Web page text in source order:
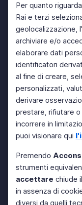
Per quanto
Rai e terzi
geolocalizzazione,
archiviare e/o
elaborare dati
identificatori
al fine di creare,
personalizzati,
derivare
prestare, rifiutare
incorrere in
puoi visionare qui
Premendo
strumenti
accettare chiude
in assenza di
diversi da quelli